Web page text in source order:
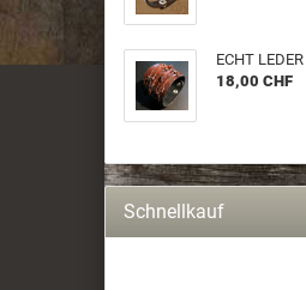
ECHT
18,00 CHF
Schnellkauf